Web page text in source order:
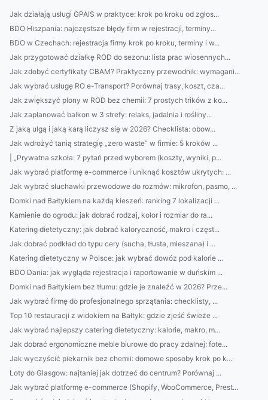
Jak działają usługi GPAIS w praktyce: krok po kroku od zgłos...
BDO Hiszpania: najczęstsze błędy firm w rejestracji, terminy...
BDO w Czechach: rejestracja firmy krok po kroku, terminy i w...
Jak przygotować działkę ROD do sezonu: lista prac wiosennych...
Jak zdobyć certyfikaty CBAM? Praktyczny przewodnik: wymagani...
Jak wybrać usługę RO e-Transport? Porównaj trasy, koszt, cza...
Jak zwiększyć plony w ROD bez chemii: 7 prostych trików z ko...
Jak zaplanować balkon w 3 strefy: relaks, jadalnia i rośliny...
Z jaką ulgą i jaką karą liczysz się w 2026? Checklista: obow...
Jak wdrożyć tanią strategię „zero waste” w firmie: 5 kroków ...
| „Prywatna szkoła: 7 pytań przed wyborem (koszty, wyniki, p...
Jak wybrać platformę e-commerce i uniknąć kosztów ukrytych: ...
Jak wybrać słuchawki przewodowe do rozmów: mikrofon, pasmo, ...
Domki nad Bałtykiem na każdą kieszeń: ranking 7 lokalizacji ...
Kamienie do ogrodu: jak dobrać rodzaj, kolor i rozmiar do ra...
Katering dietetyczny: jak dobrać kaloryczność, makro i częst...
Jak dobrać podkład do typu cery (sucha, tłusta, mieszana) i ...
Katering dietetyczny w Polsce: jak wybrać dowóz pod kalorie ...
BDO Dania: jak wygląda rejestracja i raportowanie w duńskim ...
Domki nad Bałtykiem bez tłumu: gdzie je znaleźć w 2026? Prze...
Jak wybrać firmę do profesjonalnego sprzątania: checklisty, ...
Top 10 restauracji z widokiem na Bałtyk: gdzie zjeść świeże ...
Jak wybrać najlepszy catering dietetyczny: kalorie, makro, m...
Jak dobrać ergonomiczne meble biurowe do pracy zdalnej: fote...
Jak wyczyścić piekarnik bez chemii: domowe sposoby krok po k...
Loty do Glasgow: najtaniej jak dotrzeć do centrum? Porównaj ...
Jak wybrać platformę e-commerce (Shopify, WooCommerce, Prest...